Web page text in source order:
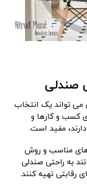
صندلی
می تواند یک انتخاب
کسب و کارها و
مفید است.
های مناسب و روش
به راحتی صندلی
رقابتی تهیه کنند.